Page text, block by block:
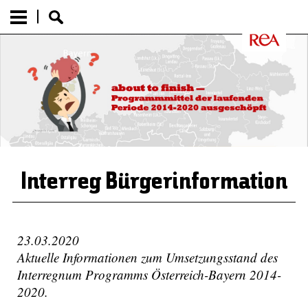
Interreg Bürgerinformation
23.03.2020
Aktuelle Informationen zum Umsetzungsstand des
Interregnum Programms Österreich-Bayern 2014-
2020.